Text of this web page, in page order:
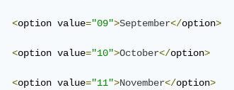
<option value="09">September</option>
<option value="10">October</option>
<option value="11">November</option>